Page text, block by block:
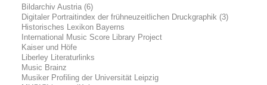
Bildarchiv Austria (6)
Digitaler Portraitindex der frühneuzeitlichen Druckgraphik (3)
Historisches Lexikon Bayerns
International Music Score Library Project
Kaiser und Höfe
Liberley Literaturlinks
Music Brainz
Musiker Profiling der Universität Leipzig